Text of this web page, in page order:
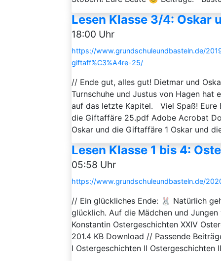
Lesen Klasse 3/4: Oskar
18:00 Uhr
https://www.grundschuleundbasteln.de/
giftaff%C3%A4re-25/
// Ende gut, alles gut! Dietmar und
Turnschuhe und Justus von Hagen
auf das letzte Kapitel. Viel Spaß! Eure
die Giftaffäre 25.pdf Adobe Acrobat
Oskar und die Giftaffäre 1 Oskar und
Lesen Klasse 1 bis 4:
05:58 Uhr
https://www.grundschuleundbasteln.de/
// Ein glückliches Ende: 🐰 Natürlich
glücklich. Auf die Mädchen und
Konstantin Ostergeschichten XXIV
201.4 KB Download // Passende
I Ostergeschichten II Ostergeschichten